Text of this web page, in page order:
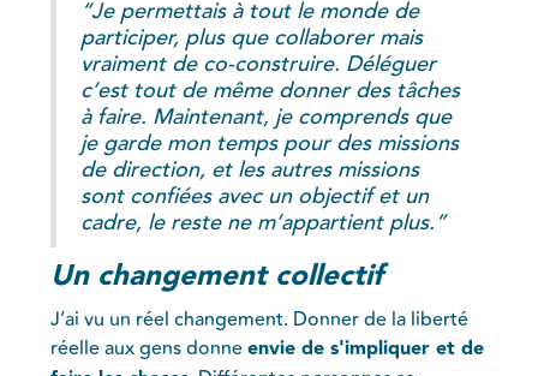
“Je permettais à tout le monde de
participer, plus que collaborer mais
vraiment de co-construire. Déléguer
c’est tout de même donner des tâches
à faire. Maintenant, je comprends que
je garde mon temps pour des missions
de direction, et les autres missions
sont confiées avec un objectif et un
cadre, le reste ne m’appartient plus.”
Un changement collectif
J’ai vu un réel changement. Donner de la liberté
réelle aux gens donneenvie de s'impliquer et de